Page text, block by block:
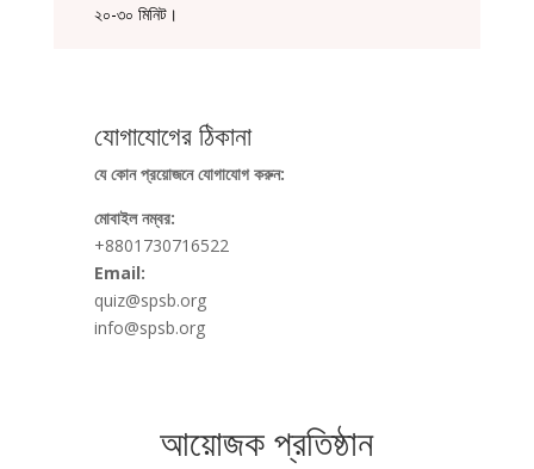
২০-৩০ মিনিট।
যোগাযোগের ঠিকানা
যে কোন প্রয়োজনে যোগাযোগ করুন:
মোবাইল নম্বর:
+8801730716522
Email:
quiz@spsb.org
info@spsb.org
আয়োজক প্রতিষ্ঠান